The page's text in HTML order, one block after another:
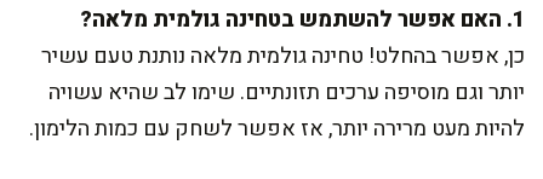
1. האם אפשר להשתמש בטחינה גולמית מלאה?
כן, אפשר בהחלט! טחינה גולמית מלאה נותנת טעם עשיר
יותר וגם מוסיפה ערכים תזונתיים. שימו לב שהיא עשויה
להיות מעט מרירה יותר, אז אפשר לשחק עם כמות הלימון.